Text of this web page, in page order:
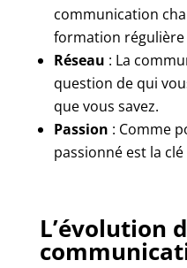
communication
formation régulière
Réseau : La
question de qui
que vous savez.
Passion : Comme
passionné est la
L’évolution